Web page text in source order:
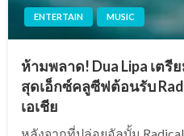
ENTERTAIN MUSIC
ห้ามพลาด! Dua Lipa เต
สุดเอ็กซ์คลูซีฟต้อนรับ
เอเชีย